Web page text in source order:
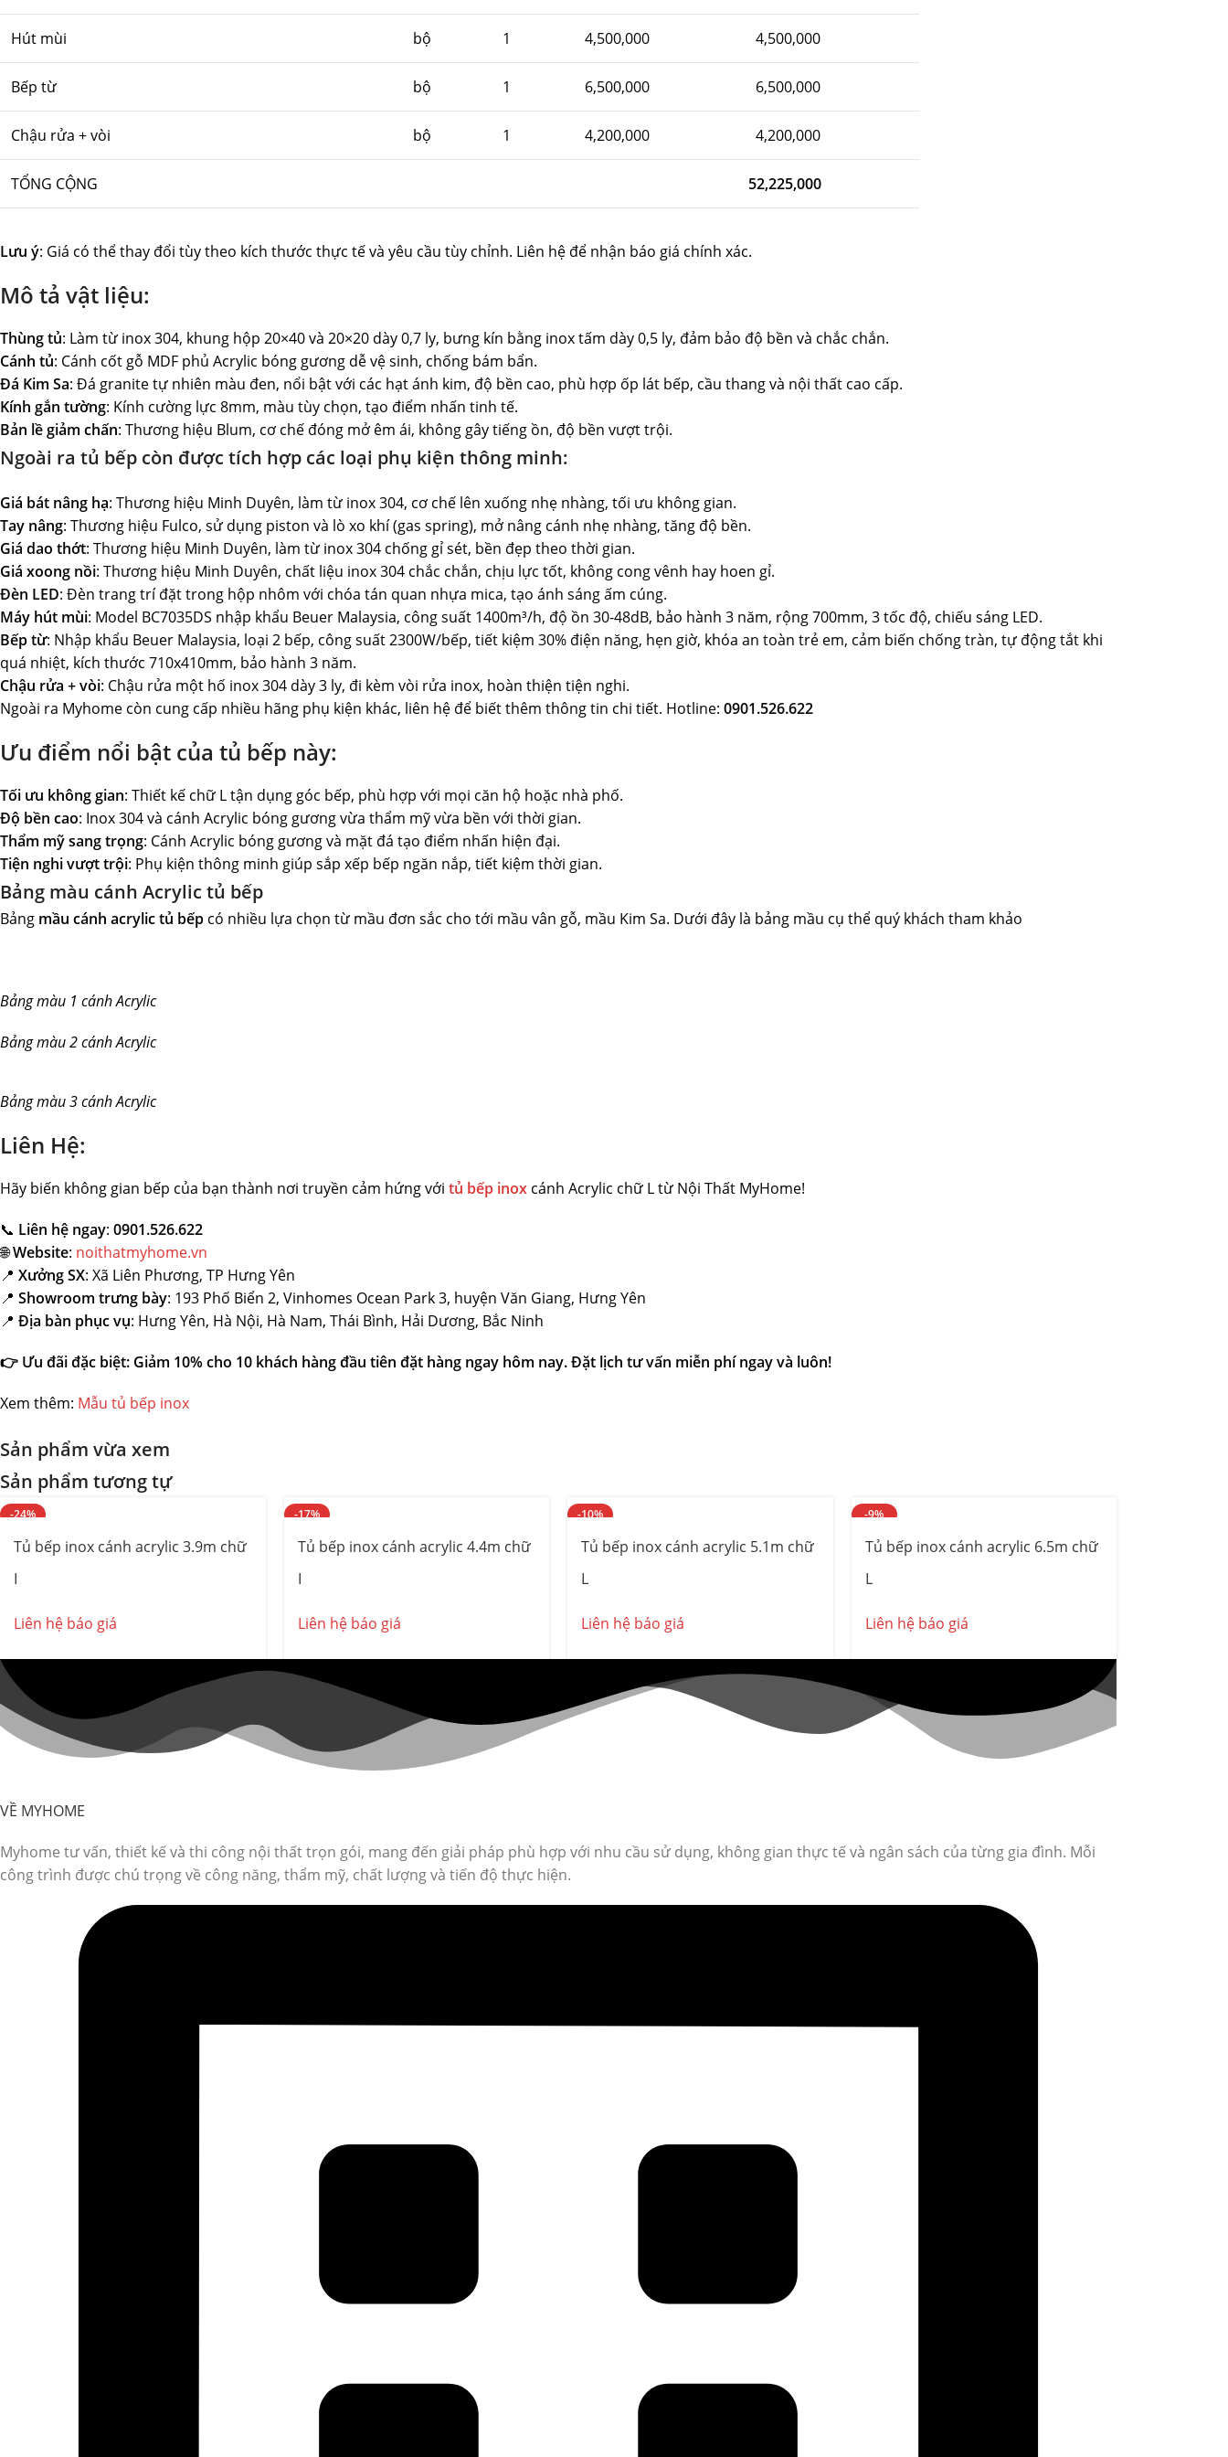
Hút mùi bộ 1 4,500,000 4,500,000
Bếp từ bộ 1 6,500,000 6,500,000
Chậu rửa + vòi bộ 1 4,200,000 4,200,000
TỔNG CỘNG 52,225,000
Lưu ý: Giá có thể thay đổi tùy theo kích thước thực tế và yêu cầu tùy chỉnh. Liên hệ để nhận báo giá chính xác.
Mô tả vật liệu:
Thùng tủ: Làm từ inox 304, khung hộp 20×40 và 20×20 dày 0,7 ly, bưng kín bằng inox tấm dày 0,5 ly, đảm bảo độ bền và chắc chắn.
Cánh tủ: Cánh cốt gỗ MDF phủ Acrylic bóng gương dễ vệ sinh, chống bám bẩn.
Đá Kim Sa: Đá granite tự nhiên màu đen, nổi bật với các hạt ánh kim, độ bền cao, phù hợp ốp lát bếp, cầu thang và nội thất cao cấp.
Kính gắn tường: Kính cường lực 8mm, màu tùy chọn, tạo điểm nhấn tinh tế.
Bản lề giảm chấn: Thương hiệu Blum, cơ chế đóng mở êm ái, không gây tiếng ồn, độ bền vượt trội.
Ngoài ra tủ bếp còn được tích hợp các loại phụ kiện thông minh:
Giá bát nâng hạ: Thương hiệu Minh Duyên, làm từ inox 304, cơ chế lên xuống nhẹ nhàng, tối ưu không gian.
Tay nâng: Thương hiệu Fulco, sử dụng piston và lò xo khí (gas spring), mở nâng cánh nhẹ nhàng, tăng độ bền.
Giá dao thớt: Thương hiệu Minh Duyên, làm từ inox 304 chống gỉ sét, bền đẹp theo thời gian.
Giá xoong nồi: Thương hiệu Minh Duyên, chất liệu inox 304 chắc chắn, chịu lực tốt, không cong vênh hay hoen gỉ.
Đèn LED: Đèn trang trí đặt trong hộp nhôm với chóa tán quan nhựa mica, tạo ánh sáng ấm cúng.
Máy hút mùi: Model BC7035DS nhập khẩu Beuer Malaysia, công suất 1400m³/h, độ ồn 30-48dB, bảo hành 3 năm, rộng 700mm, 3 tốc độ, chiếu sáng LED.
Bếp từ: Nhập khẩu Beuer Malaysia, loại 2 bếp, công suất 2300W/bếp, tiết kiệm 30% điện năng, hẹn giờ, khóa an toàn trẻ em, cảm biến chống tràn, tự động tắt khi
quá nhiệt, kích thước 710x410mm, bảo hành 3 năm.
Chậu rửa + vòi: Chậu rửa một hố inox 304 dày 3 ly, đi kèm vòi rửa inox, hoàn thiện tiện nghi.
Ngoài ra Myhome còn cung cấp nhiều hãng phụ kiện khác, liên hệ để biết thêm thông tin chi tiết. Hotline: 0901.526.622
Ưu điểm nổi bật của tủ bếp này:
Tối ưu không gian: Thiết kế chữ L tận dụng góc bếp, phù hợp với mọi căn hộ hoặc nhà phố.
Độ bền cao: Inox 304 và cánh Acrylic bóng gương vừa thẩm mỹ vừa bền với thời gian.
Thẩm mỹ sang trọng: Cánh Acrylic bóng gương và mặt đá tạo điểm nhấn hiện đại.
Tiện nghi vượt trội: Phụ kiện thông minh giúp sắp xếp bếp ngăn nắp, tiết kiệm thời gian.
Bảng màu cánh Acrylic tủ bếp
Bảng mầu cánh acrylic tủ bếp có nhiều lựa chọn từ mầu đơn sắc cho tới mầu vân gỗ, mầu Kim Sa. Dưới đây là bảng mầu cụ thể quý khách tham khảo
Bảng màu 1 cánh Acrylic
Bảng màu 2 cánh Acrylic
Bảng màu 3 cánh Acrylic
Liên Hệ:
Hãy biến không gian bếp của bạn thành nơi truyền cảm hứng với tủ bếp inox cánh Acrylic chữ L từ Nội Thất MyHome!
📞 Liên hệ ngay: 0901.526.622
🌐Website: noithatmyhome.vn
📍 Xưởng SX: Xã Liên Phương, TP Hưng Yên
📍 Showroom trưng bày: 193 Phố Biển 2, Vinhomes Ocean Park 3, huyện Văn Giang, Hưng Yên
📍 Địa bàn phục vụ: Hưng Yên, Hà Nội, Hà Nam, Thái Bình, Hải Dương, Bắc Ninh
👉 Ưu đãi đặc biệt: Giảm 10% cho 10 khách hàng đầu tiên đặt hàng ngay hôm nay. Đặt lịch tư vấn miễn phí ngay và luôn!
Xem thêm: Mẫu tủ bếp inox
Sản phẩm vừa xem
Sản phẩm tương tự
-24%
Tủ bếp inox cánh acrylic 3.9m chữ
I
Liên hệ báo giá
-17%
Tủ bếp inox cánh acrylic 4.4m chữ
I
Liên hệ báo giá
-10%
Tủ bếp inox cánh acrylic 5.1m chữ
L
Liên hệ báo giá
-9%
Tủ bếp inox cánh acrylic 6.5m chữ
L
Liên hệ báo giá
VỀ MYHOME
Myhome tư vấn, thiết kế và thi công nội thất trọn gói, mang đến giải pháp phù hợp với nhu cầu sử dụng, không gian thực tế và ngân sách của từng gia đình. Mỗi
công trình được chú trọng về công năng, thẩm mỹ, chất lượng và tiến độ thực hiện.